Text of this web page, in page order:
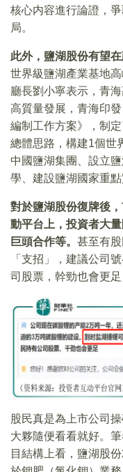
核心内容進行論證，
局。
此外，鹽湖股份有望在
世界級鹽湖產業基地
廳長劉小寧表示，青
高質量發展，青海印
編制工作方案》，制
總體思路，構建1個世
中國鹽湖集團、設立
學、建設鹽湖國家重
對於鹽湖股份復牌後
動平台上，投資者大
巨頭合作等。 甚至有
「支招」，建議公司
司股票，幹勁也會更足
股民真是為上市公司
大夥隨便看看就好。
目結構上看，鹽湖股